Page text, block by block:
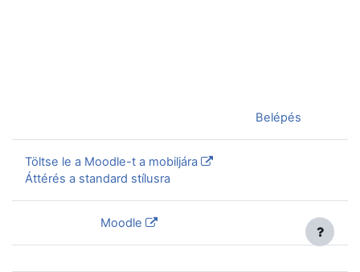
Belépés
Töltse le a Moodle-t a mobiljára
Áttérés a standard stílusra
Moodle